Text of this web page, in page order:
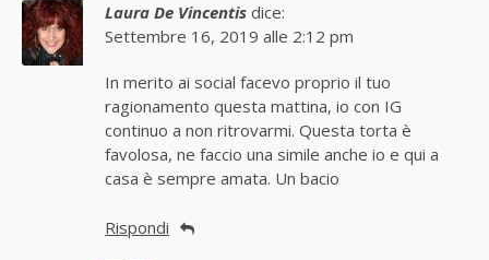
Laura De Vincentis dice:
Settembre 16, 2019 alle 2:12 pm
In merito ai social facevo proprio il tuo
ragionamento questa mattina, io con IG
continuo a non ritrovarmi. Questa torta è
favolosa, ne faccio una simile anche io e qui a
casa è sempre amata. Un bacio
Rispondi